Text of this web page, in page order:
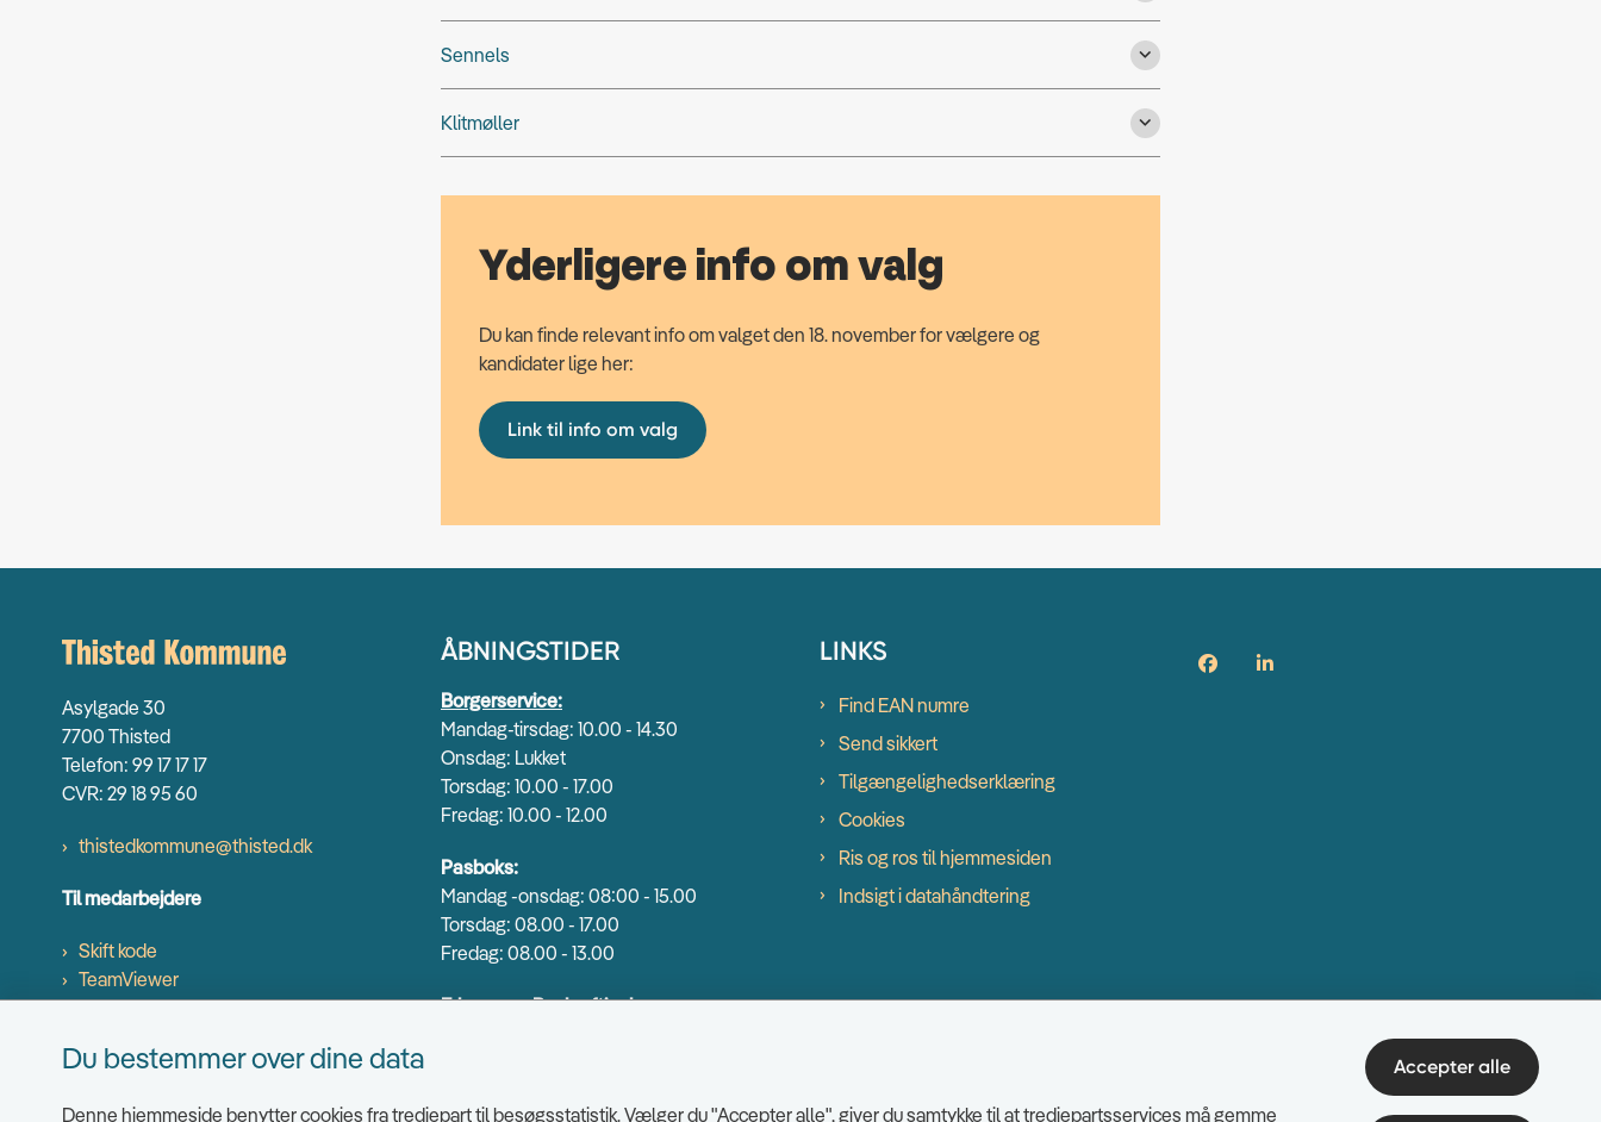
Sennels
Klitmøller
Yderligere info om valg
Du kan finde relevant info om valget den 18. november for vælgere og
kandidater lige her:
Link til info om valg
Asylgade 30
7700 Thisted
Telefon: 99 17 17 17
CVR: 29 18 95 60
thistedkommune@thisted.dk
Til medarbejdere
Skift kode
TeamViewer
ÅBNINGSTIDER
Borgerservice:
Mandag-tirsdag: 10.00 - 14.30
Onsdag: Lukket
Torsdag: 10.00 - 17.00
Fredag: 10.00 - 12.00
Pasboks:
Mandag -onsdag: 08:00 - 15.00
Torsdag: 08.00 - 17.00
Fredag: 08.00 - 13.00
Erhverv og Beskæftigelse:
LINKS
Find EAN numre
Send sikkert
Tilgængelighedserklæring
Cookies
Ris og ros til hjemmesiden
Indsigt i datahåndtering
Du bestemmer over dine data
Denne hjemmeside benytter cookies fra tredjepart til besøgsstatistik. Vælger du "Accepter alle", giver du samtykke til at tredjepartsservices må gemme
Accepter alle